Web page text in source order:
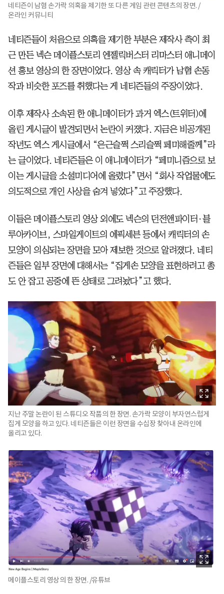
네티즌이 남혐 손가락 의혹을 제기한 또 다른 게임 관련 콘텐츠의 장면. /
온라인 커뮤니티
네티즌들이 처음으로 의혹을 제기한 부분은 제작사 측이 최
근 만든 넥슨 메이플스토리 엔젤릭버스터 리마스터 애니메이
션 홍보 영상의 한 장면이었다. 영상 속 캐릭터가 남혐 손동
작과 비슷한 포즈를 취했다는 게 네티즌들의 주장이었다.
이후 제작사 소속된 한 애니메이터가 과거 엑스(트위터)에
올린 게시글이 발견되면서 논란이 커졌다. 지금은 비공개된
작년도 엑스 게시글에서 “은근슬쩍 스리슬쩍 페미해줄께”라
는 글이었다. 네티즌들은 이 애니메이터가 “페미니즘으로 보
이는 게시글을 소셜미디어에 올렸다”면서 “회사 작업물에도
의도적으로 개인 사상을 숨겨 넣었다”고 주장했다.
이들은 메이플스토리 영상 외에도 넥슨의 던전앤파이터·블
루아카이브, 스마일게이트의 에픽세븐 등에서 캐릭터의 손
모양이 의심되는 장면을 모아 제보한 것으로 알려졌다. 네티
즌들은 일부 장면에 대해서는 “집게손 모양을 표현하려고 총
도 안 잡고 공중에 뜬 상태로 그려놨다”고 했다.
지난 주말 논란이 된 스튜디오 작품의 한 장면. 손가락 모양이 부자연스럽게
집게 모양을 하고 있다. 네티즌들은 이런 장면을 수십장 찾아내 온라인에
올리고 있다.
메이플스토리 영상의 한 장면. /유튜브